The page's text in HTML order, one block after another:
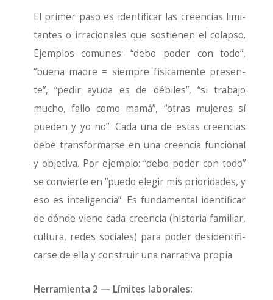
El pri­mer paso es iden­ti­fi­car las creen­cias limi­
tan­tes o irra­cio­na­les que sos­tie­nen el colap­so.
Ejem­plos comu­nes: “debo poder con todo”,
“bue­na madre = siem­pre físi­ca­men­te pre­sen­
te”, “pedir ayu­da es de débi­les”, “si tra­ba­jo
mucho, fallo como mamá”, “otras muje­res sí
pue­den y yo no”. Cada una de estas creen­cias
debe trans­for­mar­se en una creen­cia fun­cio­nal
y obje­ti­va. Por ejem­plo: “debo poder con todo”
se con­vier­te en “pue­do ele­gir mis prio­ri­da­des, y
eso es inte­li­gen­cia”. Es fun­da­men­tal iden­ti­fi­car
de dón­de vie­ne cada creen­cia (his­to­ria fami­liar,
cul­tu­ra, redes socia­les) para poder desiden­ti­fi­
car­se de ella y cons­truir una narra­ti­va pro­pia.
Herra­mien­ta 2 — Lími­tes labo­ra­les: